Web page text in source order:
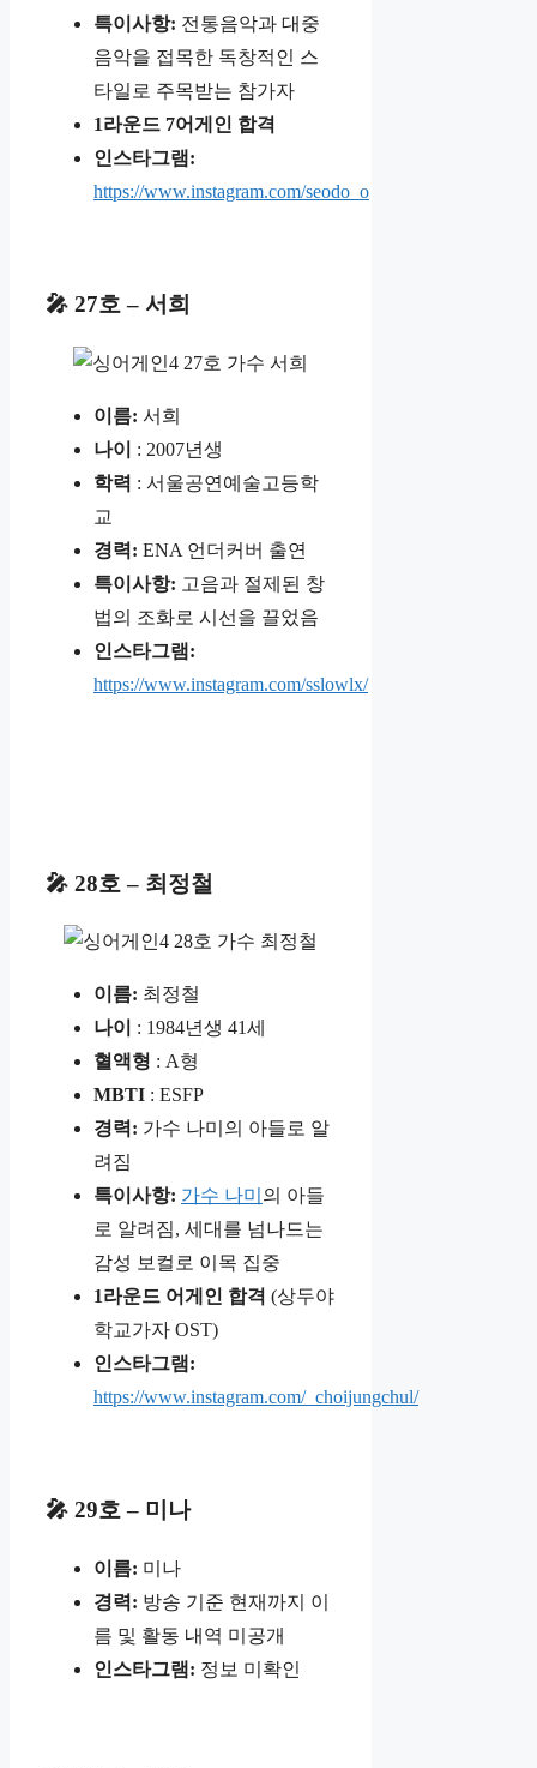
특이사항: 전통음악과 대중
음악을 접목한 독창적인 스
타일로 주목받는 참가자
1라운드 7어게인 합격
인스타그램:
https://www.instagram.com/seodo_o
🎤 27호 – 서희
이름: 서희
나이 : 2007년생
학력 : 서울공연예술고등학
교
경력: ENA 언더커버 출연
특이사항: 고음과 절제된 창
법의 조화로 시선을 끌었음
인스타그램:
https://www.instagram.com/sslowlx/
🎤 28호 – 최정철
이름: 최정철
나이 : 1984년생 41세
혈액형 : A형
MBTI : ESFP
경력: 가수 나미의 아들로 알
려짐
특이사항: 가수 나미 의 아들
로 알려짐, 세대를 넘나드는
감성 보컬로 이목 집중
1라운드 어게인 합격 (상두야
학교가자 OST)
인스타그램:
https://www.instagram.com/_choijungchul/
🎤 29호 – 미나
이름: 미나
경력: 방송 기준 현재까지 이
름 및 활동 내역 미공개
인스타그램: 정보 미확인